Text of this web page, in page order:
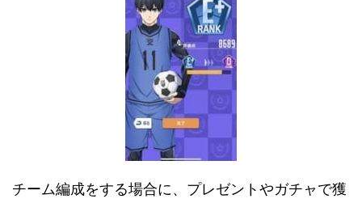
チーム編成をする場合に、プレゼントやガチャで獲